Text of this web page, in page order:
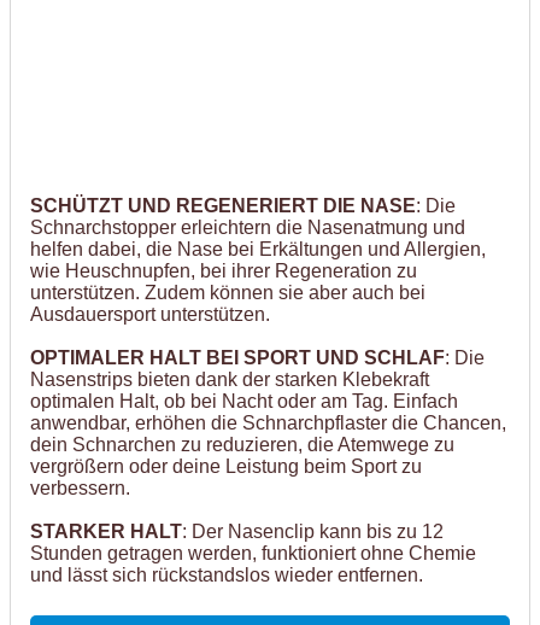
SCHÜTZT UND REGENERIERT DIE NASE: Die
Schnarchstopper erleichtern die Nasenatmung und
helfen dabei, die Nase bei Erkältungen und Allergien,
wie Heuschnupfen, bei ihrer Regeneration zu
unterstützen. Zudem können sie aber auch bei
Ausdauersport unterstützen.
OPTIMALER HALT BEI SPORT UND SCHLAF: Die
Nasenstrips bieten dank der starken Klebekraft
optimalen Halt, ob bei Nacht oder am Tag. Einfach
anwendbar, erhöhen die Schnarchpflaster die Chancen,
dein Schnarchen zu reduzieren, die Atemwege zu
vergrößern oder deine Leistung beim Sport zu
verbessern.
STARKER HALT: Der Nasenclip kann bis zu 12
Stunden getragen werden, funktioniert ohne Chemie
und lässt sich rückstandslos wieder entfernen.